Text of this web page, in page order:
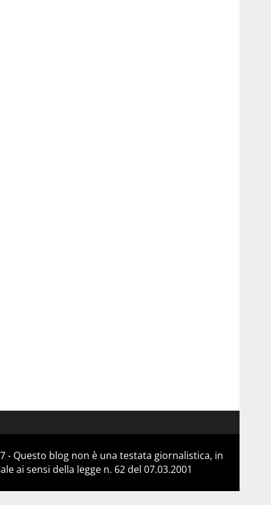
- Questo blog non è una testata giornalistica, in
sensi della legge n. 62 del 07.03.2001